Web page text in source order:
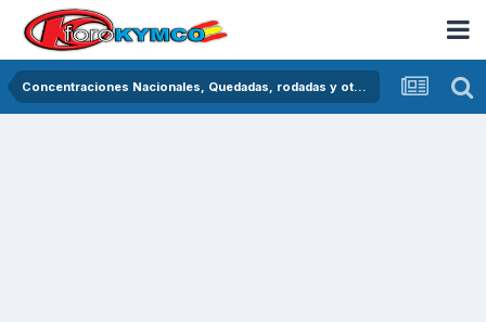
Concentraciones Nacionales, Quedadas, rodadas y otras crónicas del asfalto